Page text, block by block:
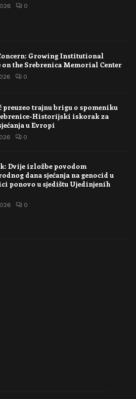
0
Growing Institutional
on the Srebrenica Memorial Center
0
preuzeo trajnu brigu o spomeniku
Historijski iskorak za
u Evropi
0
Dvije izložbe povodom
dana sjećanja na genocid u
ponovo u sjedištu Ujedinjenih
0